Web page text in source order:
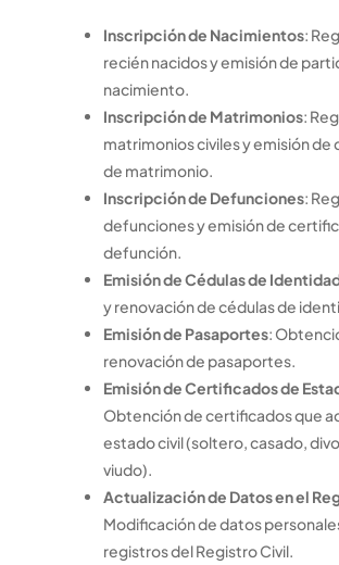
Inscripción de Nacimientos:
recién nacidos y emisión de
nacimiento.
Inscripción de Matrimonios:
matrimonios civiles y emisión
de matrimonio.
Inscripción de Defunciones:
defunciones y emisión de
defunción.
Emisión de Cédulas de
y renovación de cédulas de
Emisión de Pasaportes:
renovación de pasaportes.
Emisión de Certificados de
Obtención de certificados que
estado civil (soltero, casado,
viudo).
Actualización de Datos en el
Modificación de datos
registros del Registro Civil.